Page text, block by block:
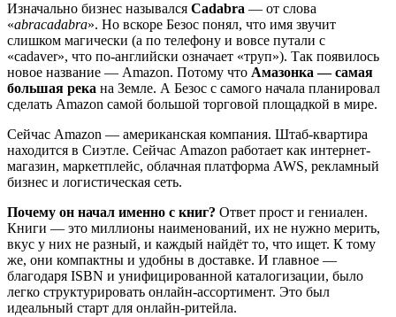
Изначально бизнес назывался Cadabra — от слова
«abracadabra». Но вскоре Безос понял, что имя звучит
слишком магически (а по телефону и вовсе путали с
«cadaver», что по-английски означает «труп»). Так появилось
новое название — Amazon. Потому что Амазонка — самая
большая река на Земле. А Безос с самого начала планировал
сделать Amazon самой большой торговой площадкой в мире.
Сейчас Amazon — американская компания. Штаб-квартира
находится в Сиэтле. Сейчас Amazon работает как интернет-
магазин, маркетплейс, облачная платформа AWS, рекламный
бизнес и логистическая сеть.
Почему он начал именно с книг? Ответ прост и гениален.
Книги — это миллионы наименований, их не нужно мерить,
вкус у них не разный, и каждый найдёт то, что ищет. К тому
же, они компактны и удобны в доставке. И главное —
благодаря ISBN и унифицированной каталогизации, было
легко структурировать онлайн-ассортимент. Это был
идеальный старт для онлайн-ритейла.